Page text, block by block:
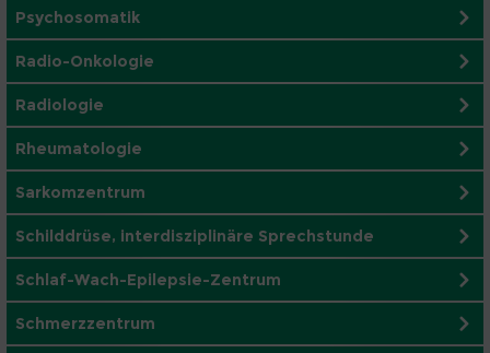
Psychosomatik
Radio-Onkologie
Radiologie
Rheumatologie
Sarkomzentrum
Schilddrüse, interdisziplinäre Sprechstunde
Schlaf-Wach-Epilepsie-Zentrum
Schmerzzentrum